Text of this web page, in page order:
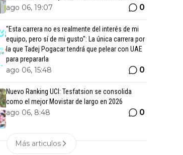
ago 06, 19:07 0
"Esta carrera no es realmente del interés de mi
equipo, pero sí de mi gusto": La única carrera por
la que Tadej Pogacar tendrá que pelear con UAE
para prepararla
ago 06, 15:48 0
Nuevo Ranking UCI: Tesfatsion se consolida
como el mejor Movistar de largo en 2026
ago 06, 8:48 0
Más articulos